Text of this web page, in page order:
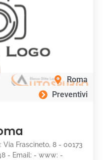
Roma
Preventivi
Via Frascineto, 8 - 00173
- Email: - www: -